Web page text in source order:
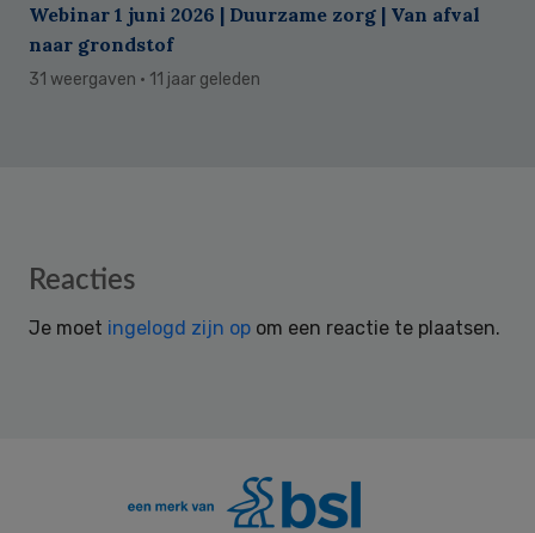
Webinar 1 juni 2026 | Duurzame zorg | Van afval
naar grondstof
31 weergaven · 11 jaar geleden
Reader
Reacties
Je moet ingelogd zijn op om een reactie te plaatsen.